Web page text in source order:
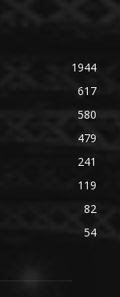
1944
617
580
479
241
119
82
54